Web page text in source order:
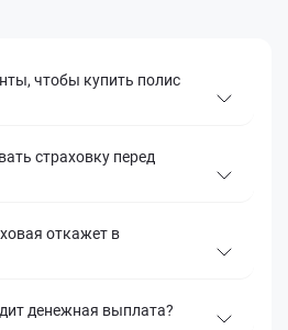
чтобы купить полис
страховку перед
откажет в
денежная выплата?